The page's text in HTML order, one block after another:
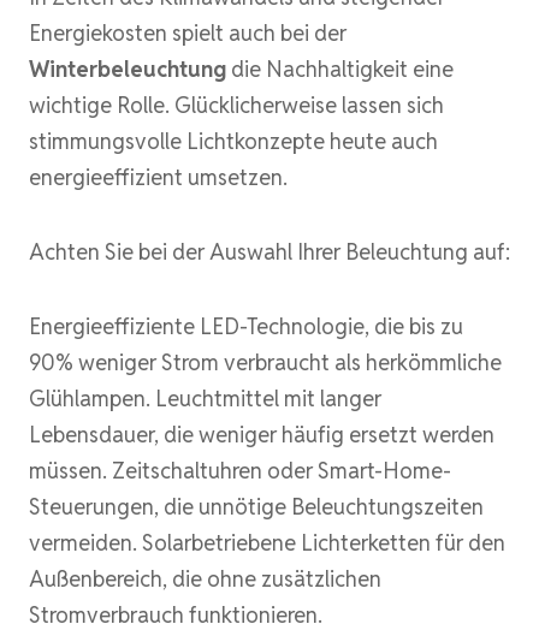
Energiekosten spielt auch bei der
Winterbeleuchtung die Nachhaltigkeit eine
wichtige Rolle. Glücklicherweise lassen sich
stimmungsvolle Lichtkonzepte heute auch
energieeffizient umsetzen.
Achten Sie bei der Auswahl Ihrer Beleuchtung auf:
Energieeffiziente LED-Technologie, die bis zu
90% weniger Strom verbraucht als herkömmliche
Glühlampen. Leuchtmittel mit langer
Lebensdauer, die weniger häufig ersetzt werden
müssen. Zeitschaltuhren oder Smart-Home-
Steuerungen, die unnötige Beleuchtungszeiten
vermeiden. Solarbetriebene Lichterketten für den
Außenbereich, die ohne zusätzlichen
Stromverbrauch funktionieren.